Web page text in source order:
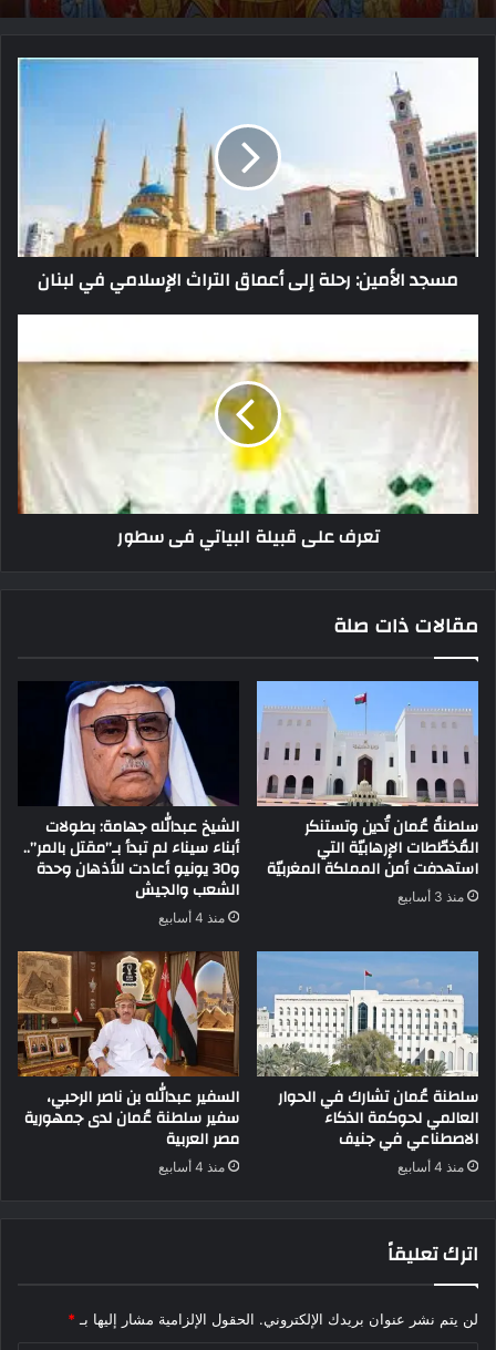
مسجد الأمين: رحلة إلى أعماق التراث الإسلامي في لبنان
تعرف على قبيلة البياتي فى سطور
مقالات ذات صلة
سلطنةُ عُمان تُدين وتستنكر
المُخطّطات الإرهابيّة التي
استهدفت أمن المملكة المغربيّة
منذ 3 أسابيع
الشيخ عبدالله جهامة: بطولات
أبناء سيناء لم تبدأ بـ”مقتل بالمر”..
و30 يونيو أعادت للأذهان وحدة
الشعب والجيش
منذ 4 أسابيع
سلطنة عُمان تشارك في الحوار
العالمي لحوكمة الذكاء
الاصطناعي في جنيف
منذ 4 أسابيع
السفير عبدالله بن ناصر الرحبي،
سفير سلطنة عُمان لدى جمهورية
مصر العربية
منذ 4 أسابيع
اترك تعليقاً
لن يتم نشر عنوان بريدك الإلكتروني. الحقول الإلزامية مشار إليها بـ *